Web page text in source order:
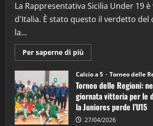
08/04/2026
La Rappresentativa Sicilia Under 19
d'Italia. È stato questo il verdetto del
la...
Per saperne di più
informazioni
Torneo
delle
Regioni
di
calcio
a
5:
la
Calcio a 5 Torneo delle
Torneo delle Regioni:
giornata vittoria per le
la Juniores perde l’U15
27/04/2026